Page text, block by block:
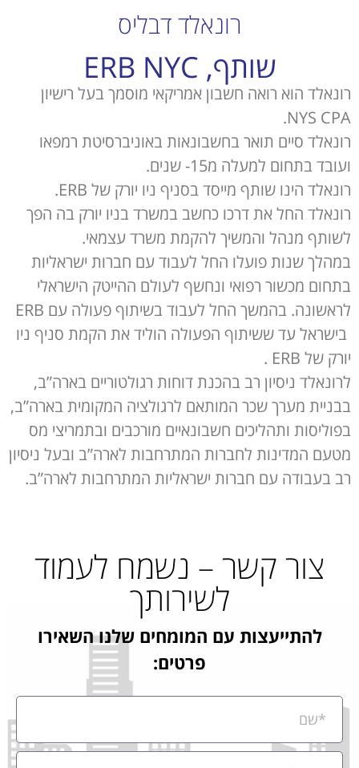
רונאלד דבליס
שותף, ERB NYC
רונאלד הוא רואה חשבון אמריקאי מוסמך בעל רישיון
NYS CPA.
רונאלד סיים תואר בחשבונאות באוניברסיטת רמפאו
ועובד בתחום למעלה מ15- שנים.
רונאלד הינו שותף מייסד בסניף ניו יורק של ERB.
רונאלד החל את דרכו כחשב במשרד בניו יורק בה הפך
לשותף מנהל והמשיך להקמת משרד עצמאי.
במהלך שנות פועלו החל לעבוד עם חברות ישראליות
בתחום מכשור רפואי ונחשף לעולם ההייטק הישראלי
לראשונה. בהמשך החל לעבוד בשיתוף פעולה עם ERB
בישראל עד ששיתוף הפעולה הוליד את הקמת סניף ניו
יורק של ERB .
לרונאלד ניסיון רב בהכנת דוחות רגולטוריים בארה”ב,
בבניית מערך שכר המותאם לרגולציה המקומית בארה”ב,
בפוליסות ותהליכים חשבונאיים מורכבים ובתמריצי מס
מטעם המדינות לחברות המתרחבות לארה”ב ובעל ניסיון
רב בעבודה עם חברות ישראליות המתרחבות לארה”ב.
צור קשר – נשמח לעמוד
לשירותך
להתייעצות עם המומחים שלנו השאירו
פרטים: